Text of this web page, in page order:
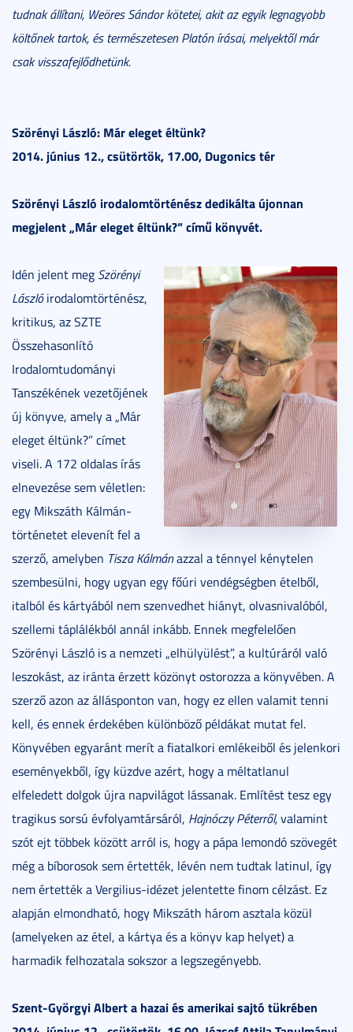
tudnak állítani, Weöres Sándor kötetei, akit az egyik legnagyobb
költőnek tartok, és természetesen Platón írásai, melyektől már
csak visszafejlődhetünk.
Szörényi László: Már eleget éltünk?
2014. június 12., csütörtök, 17.00, Dugonics tér
Szörényi László irodalomtörténész dedikálta újonnan
megjelent „Már eleget éltünk?” című könyvét.
Idén jelent meg Szörényi
Lászlóirodalomtörténész,
kritikus, az SZTE
Összehasonlító
Irodalomtudományi
Tanszékének vezetőjének
új könyve, amely a „Már
eleget éltünk?” címet
viseli. A 172 oldalas írás
elnevezése sem véletlen:
egy Mikszáth Kálmán-
történetet elevenít fel a
szerző, amelyben Tisza Kálmánazzal a ténnyel kénytelen
szembesülni, hogy ugyan egy főúri vendégségben ételből,
italból és kártyából nem szenvedhet hiányt, olvasnivalóból,
szellemi táplálékból annál inkább. Ennek megfelelően
Szörényi László is a nemzeti „elhülyülést”, a kultúráról való
leszokást, az iránta érzett közönyt ostorozza a könyvében. A
szerző azon az állásponton van, hogy ez ellen valamit tenni
kell, és ennek érdekében különböző példákat mutat fel.
Könyvében egyaránt merít a fiatalkori emlékeiből és jelenkori
eseményekből, így küzdve azért, hogy a méltatlanul
elfeledett dolgok újra napvilágot lássanak. Említést tesz egy
tragikus sorsú évfolyamtársáról, Hajnóczy Péterről,valamint
szót ejt többek között arról is, hogy a pápa lemondó szövegét
még a bíborosok sem értették, lévén nem tudtak latinul, így
nem értették a Vergilius-idézet jelentette finom célzást. Ez
alapján elmondható, hogy Mikszáth három asztala közül
(amelyeken az étel, a kártya és a könyv kap helyet) a
harmadik felhozatala sokszor a legszegényebb.
Szent-Györgyi Albert a hazai és amerikai sajtó tükrében